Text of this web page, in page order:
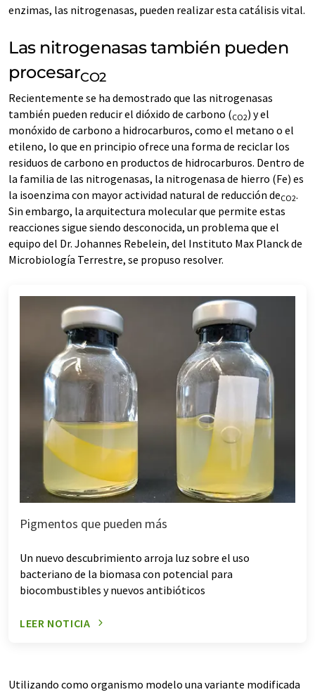
enzimas, las nitrogenasas, pueden realizar esta catálisis vital.
Las nitrogenasas también pueden
procesarCO2
Recientemente se ha demostrado que las nitrogenasas
también pueden reducir el dióxido de carbono (CO2) y el
monóxido de carbono a hidrocarburos, como el metano o el
etileno, lo que en principio ofrece una forma de reciclar los
residuos de carbono en productos de hidrocarburos. Dentro de
la familia de las nitrogenasas, la nitrogenasa de hierro (Fe) es
la isoenzima con mayor actividad natural de reducción deCO2.
Sin embargo, la arquitectura molecular que permite estas
reacciones sigue siendo desconocida, un problema que el
equipo del Dr. Johannes Rebelein, del Instituto Max Planck de
Microbiología Terrestre, se propuso resolver.
Pigmentos que pueden más
Un nuevo descubrimiento arroja luz sobre el uso
bacteriano de la biomasa con potencial para
biocombustibles y nuevos antibióticos
LEER NOTICIA
Utilizando como organismo modelo una variante modificada